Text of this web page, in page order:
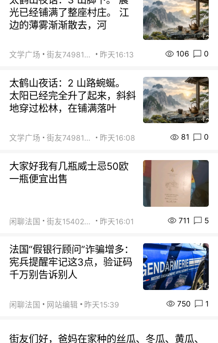
光已经铺满了整座村庄。 江
边的薄雾渐渐散去，河
文学广场 街友74981146 昨天16:13 106 0
太鹤山夜话：2 山路蜿蜒。
太阳已经完全升了起来，斜斜
地穿过松林，在铺满落叶
文学广场 街友74981146 昨天16:08 81 0
大家好我有几瓶威士忌50欧
一瓶便宜出售
闲聊法国 街友15402223 昨天16:01 711 5
法国“假银行顾问”诈骗增多：
宪兵提醒牢记这3点，验证码
千万别告诉别人
闲聊法国 网站编辑 昨天15:39 750 1
街友们好，爸妈在家种的丝瓜、冬瓜、黄瓜、